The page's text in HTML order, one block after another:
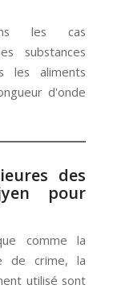
les cas
substances
les aliments
d'onde
des
pour
comme la
de crime, la
utilisé sont